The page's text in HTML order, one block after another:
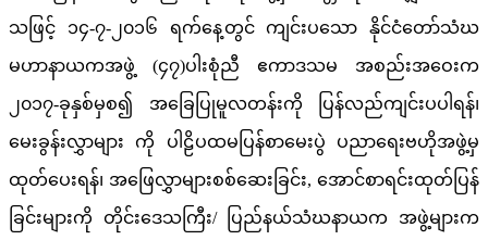
သဖြင့် ၁၄-၇-၂၀၁၆ ရက်နေ့တွင် ကျင်းပသော နိုင်ငံတော်သံဃ
မဟာနာယကအဖွဲ့ (၄၇)ပါးစုံညီ ဧကာဒသမ အစည်းအဝေးက
၂၀၁၇-ခုနှစ်မှစ၍ အခြေပြုမူလတန်းကို ပြန်လည်ကျင်းပပါရန်၊
မေးခွန်းလွှာများ ကို ပါဠိပထမပြန်စာမေးပွဲ ပညာရေးဗဟိုအဖွဲ့မှ
ထုတ်ပေးရန်၊ အဖြေလွှာများစစ်ဆေးခြင်း, အောင်စာရင်းထုတ်ပြန်
ခြင်းများကို တိုင်းဒေသကြီး/ ပြည်နယ်သံဃနာယက အဖွဲ့များက